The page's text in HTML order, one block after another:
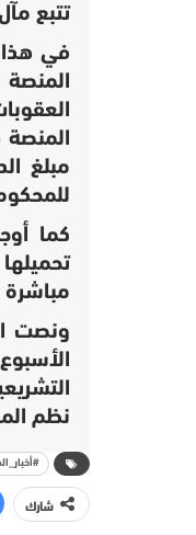
تتبع
في هذا
مبلغ
كما
مباشرة
ونصت
نظم
شارك